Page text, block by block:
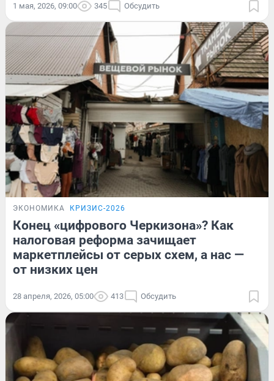
1 мая, 2026, 09:00 345 Обсудить
ЭКОНОМИКА КРИЗИС-2026
Конец «цифрового Черкизона»? Как
налоговая реформа зачищает
маркетплейсы от серых схем, а нас —
от низких цен
28 апреля, 2026, 05:00 413 Обсудить